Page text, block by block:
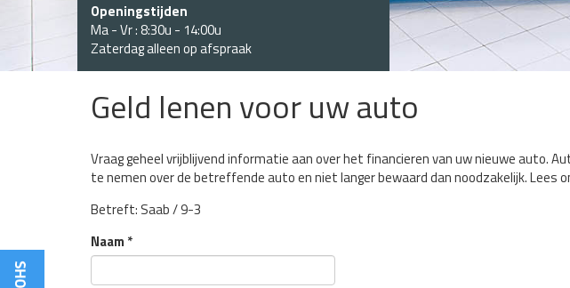
Openingstijden
Ma - Vr : 8:30u - 14:00u
Zaterdag alleen op afspraak
Geld lenen voor uw auto
Vraag geheel vrijblijvend informatie aan over het financieren van uw nieuwe auto.
te nemen over de betreffende auto en niet langer bewaard dan noodzakelijk. Lees
Betreft: Saab / 9-3
Naam *